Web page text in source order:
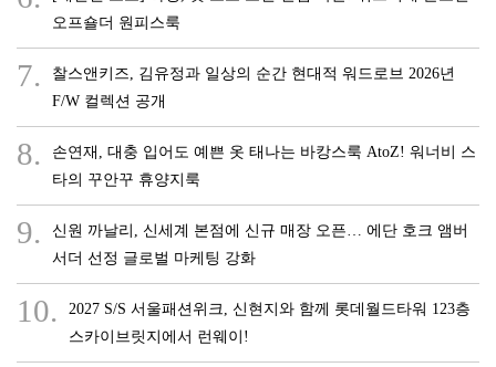
오프숄더 원피스룩
7.
찰스앤키즈, 김유정과 일상의 순간 현대적 워드로브 2026년
F/W 컬렉션 공개
8.
손연재, 대충 입어도 예쁜 옷 태나는 바캉스룩 AtoZ! 워너비 스
타의 꾸안꾸 휴양지룩
9.
신원 까날리, 신세계 본점에 신규 매장 오픈… 에단 호크 앰버
서더 선정 글로벌 마케팅 강화
10.
2027 S/S 서울패션위크, 신현지와 함께 롯데월드타워 123층
스카이브릿지에서 런웨이!